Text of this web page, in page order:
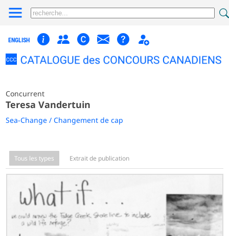
ENGLISH
Concurrent
Teresa Vandertuin
Sea-Change / Changement de cap
Tous les types Extrait de publication